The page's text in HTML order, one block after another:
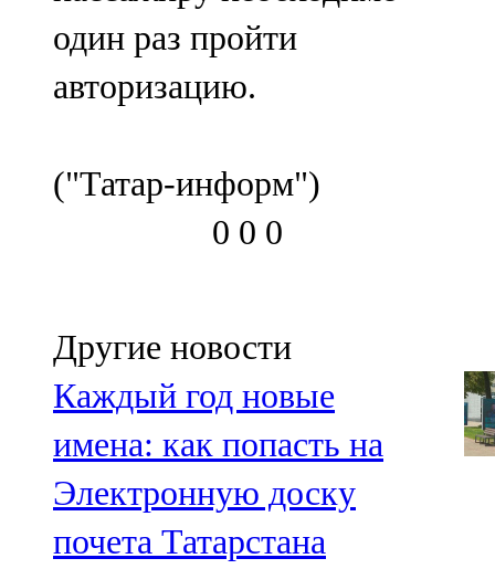
один раз пройти
авторизацию.
("Татар-информ")
0 0 0
Другие новости
Каждый год новые
имена: как попасть на
Электронную доску
почета Татарстана